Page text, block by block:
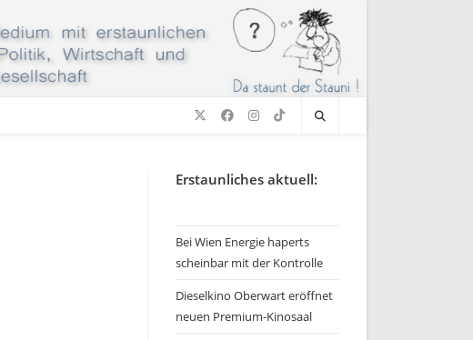
Erstaunliches aktuell:
Bei Wien Energie haperts
scheinbar mit der Kontrolle
Dieselkino Oberwart eröffnet
neuen Premium-Kinosaal